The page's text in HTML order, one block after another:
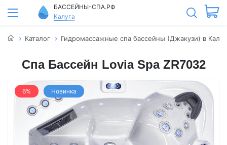
БАССЕЙНЫ-СПА.РФ
Калуга
Каталог Гидромассажные спа бассейны (Джакузи) в
Спа Бассейн Lovia Spa ZR7032
6% Новинка